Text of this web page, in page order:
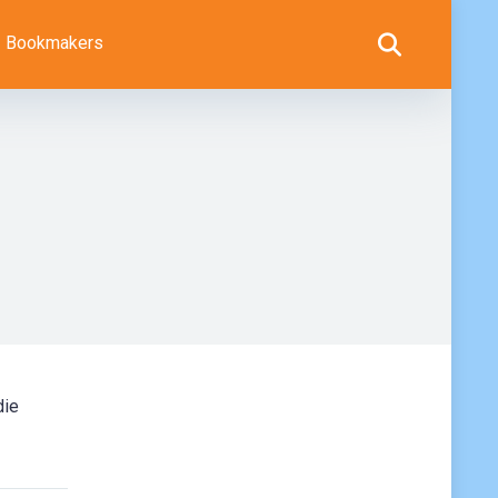
Bookmakers